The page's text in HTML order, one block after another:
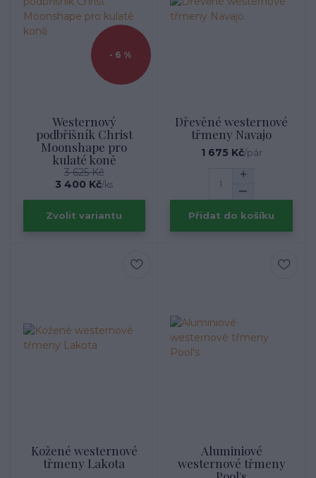
- 6 %
Westernový
podbřišník Christ
Moonshape pro
kulaté koně
3 625 Kč
3 400 Kč/ks
Zvolit variantu
Dřevěné westernové
třmeny Navajo
1 675 Kč/pár
Přidat do košíku
Kožené westernové
třmeny Lakota
Aluminiové
westernové třmeny